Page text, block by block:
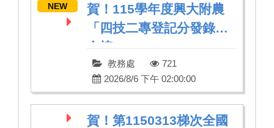
NEW
賀！115學年度興大附農
「四技二專登記分發錄取
金榜」
教務處
721
2026/8/6 下午 02:00:00
賀！第1150313梯次全國